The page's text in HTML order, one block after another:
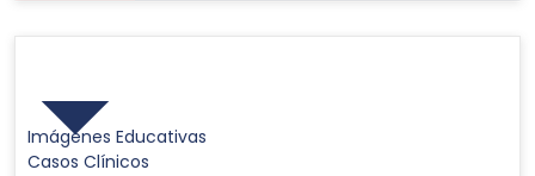
Imágenes Educativas
Casos Clínicos